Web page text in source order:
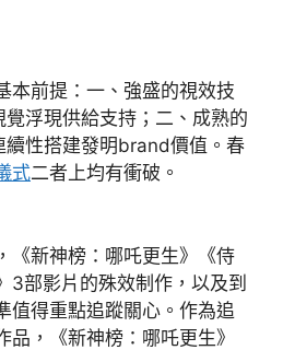
前提：一、強盛的視效技
覺浮現供給支持；二、成熟的
續性搭建發明brand價值。春
式二者上均有衝破。
新神榜：哪吒更生》《侍
3部影片的殊效制作，以及到
值得重點追蹤關心。作為追
品，《新神榜：哪吒更生》